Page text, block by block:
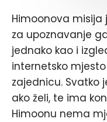
Himoonova
za upoznavanje
jednako kao i
internetsko mjesto
zajednicu. Svatko
ako želi, te ima
Himoonu nema